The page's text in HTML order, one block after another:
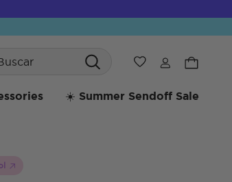
Wishlist
☀️ Summer Sendoff Sale